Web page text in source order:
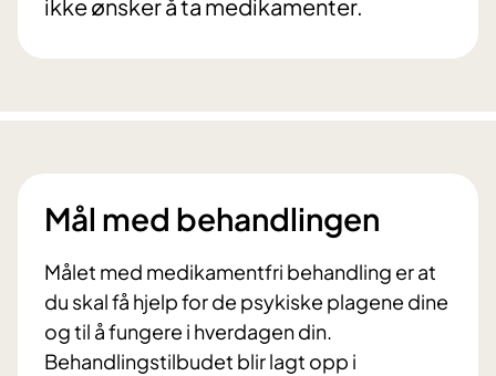
ikke ønsker å ta medikamenter.
Mål med behandlingen
Målet med medikamentfri behandling er at
du skal få hjelp for de psykiske plagene dine
og til å fungere i hverdagen din.
Behandlingstilbudet blir lagt opp i